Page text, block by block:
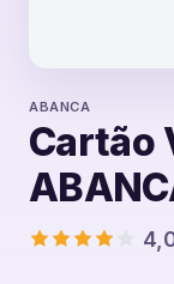
ABANCA
Cartão